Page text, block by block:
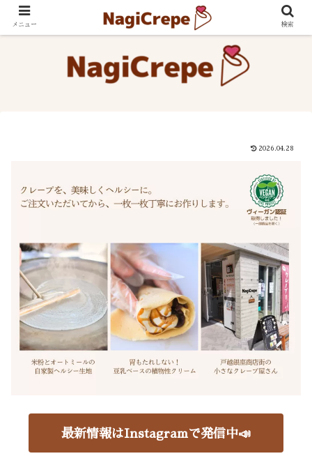
2026.04.28
最新情報はInstagramで発信中📣
メニュー 検索